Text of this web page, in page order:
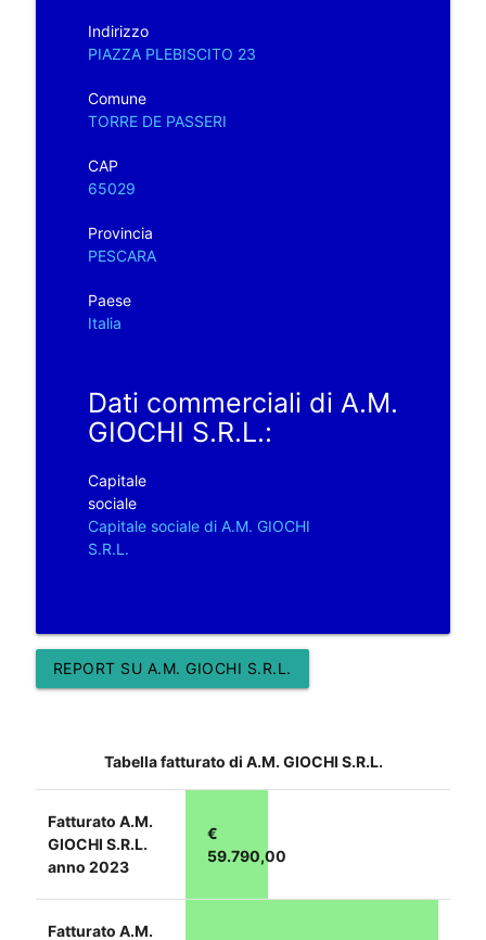
Indirizzo
PIAZZA PLEBISCITO 23
Comune
TORRE DE PASSERI
CAP
65029
Provincia
PESCARA
Paese
Italia
Dati commerciali di A.M.
GIOCHI S.R.L.:
Capitale
sociale
Capitale sociale di A.M. GIOCHI
S.R.L.
REPORT SU A.M. GIOCHI S.R.L.
Tabella fatturato di A.M. GIOCHI S.R.L.
Fatturato A.M.
GIOCHI S.R.L.
anno 2023
€
59.790,00
Fatturato A.M.